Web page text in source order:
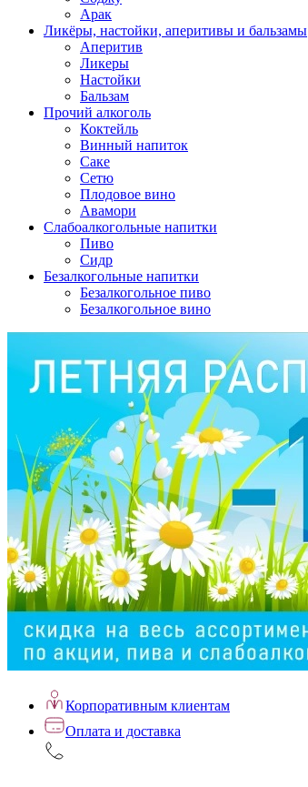
Арак
Ликёры, настойки, аперитивы и бальзамы
Аперитив
Ликеры
Настойки
Бальзам
Прочий алкоголь
Коктейль
Винный напиток
Саке
Сетю
Плодовое вино
Авамори
Слабоалкогольные напитки
Пиво
Сидр
Безалкогольные напитки
Безалкогольное пиво
Безалкогольное вино
Корпоративным клиентам
Оплата и доставка